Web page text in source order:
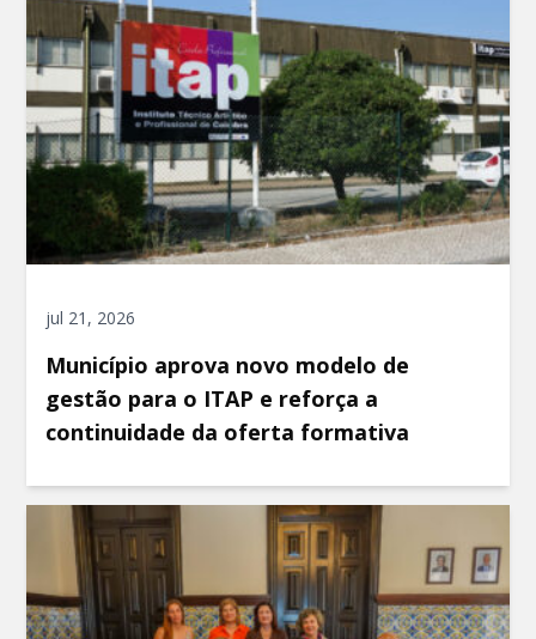
jul 21, 2026
Município aprova novo modelo de
gestão para o ITAP e reforça a
continuidade da oferta formativa